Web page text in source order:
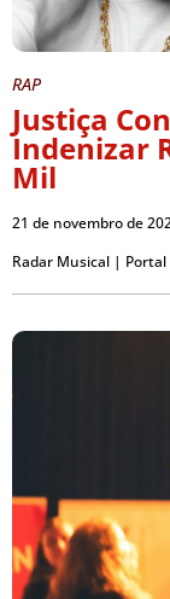
RAP
Justiça
Indenizar
Mil
21 de novembro de
Radar Musical |